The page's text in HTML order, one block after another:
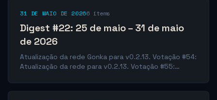
Votações #60-65: Série de propostas de TheSoul.
desenvolvimento da rede Gonka.
31 DE MAIO DE 20266 items
Digest #22: 25 de maio – 31 de maio
de 2026
Atualização da rede Gonka para v0.2.13. Votação #54:
Atualização da rede para v0.2.13. Votação #55:
Votação #53: INC4 | Gonka NOP - subsídio para